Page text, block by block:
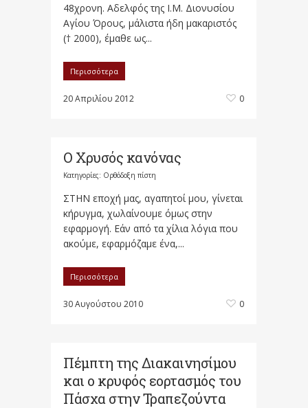
48χρονη. Αδελφός της Ι.Μ. Διονυσίου
Αγίου Όρους, μάλιστα ήδη μακαριστός
(† 2000), έμαθε ως...
Περισσότερα
20 Απριλίου 2012 0
Ο Χρυσός κανόνας
Κατηγορίες: Ορθόδοξη πίστη
ΣΤΗΝ εποχή μας, αγαπητοί μου, γίνεται
κήρυγμα, χωλαίνουμε όμως στην
εφαρμογή. Εάν από τα χίλια λόγια που
ακούμε, εφαρμόζαμε ένα,...
Περισσότερα
30 Αυγούστου 2010 0
Πέμπτη της Διακαινησίμου
και ο κρυφός εορτασμός του
Πάσχα στην Τραπεζούντα